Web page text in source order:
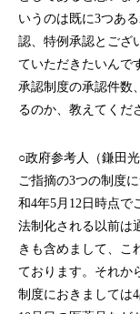
いうのは既に3つあ
認、特例承認とござ
ていただきたいんで
承認制度の承認件数
るのか、教えてくだ
○政府参考人（鎌田光
ご指摘の3つの制度
和4年5月12日時点で
法制化される以前は
きも含めまして、こ
ております。それか
制度におきましては